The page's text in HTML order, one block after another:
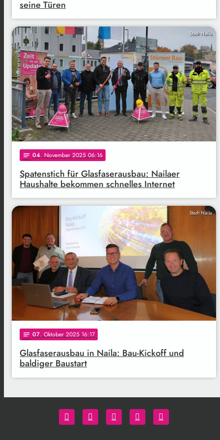
seine Türen
Stadt Naila
notes 04. November 2025 06:16
Spatenstich für Glasfaserausbau: Nailaer
Haushalte bekommen schnelles Internet
Stadt Naila
notes 07. Oktober 2025 16:17
Glasfaserausbau in Naila: Bau-Kickoff und
baldiger Baustart